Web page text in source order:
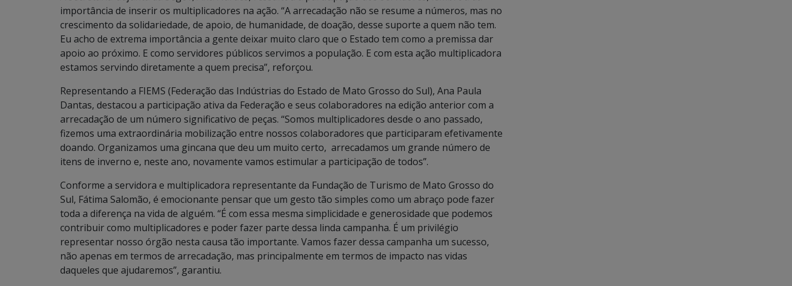
importância de inserir os multiplicadores na ação. “A arrecadação não se resume a números, mas no
crescimento da solidariedade, de apoio, de humanidade, de doação, desse suporte a quem não tem.
Eu acho de extrema importância a gente deixar muito claro que o Estado tem como a premissa dar
apoio ao próximo. E como servidores públicos servimos a população. E com esta ação multiplicadora
estamos servindo diretamente a quem precisa”, reforçou.
Representando a FIEMS (Federação das Indústrias do Estado de Mato Grosso do Sul), Ana Paula
Dantas, destacou a participação ativa da Federação e seus colaboradores na edição anterior com a
arrecadação de um número significativo de peças. “Somos multiplicadores desde o ano passado,
fizemos uma extraordinária mobilização entre nossos colaboradores que participaram efetivamente
doando. Organizamos uma gincana que deu um muito certo, arrecadamos um grande número de
itens de inverno e, neste ano, novamente vamos estimular a participação de todos”.
Conforme a servidora e multiplicadora representante da Fundação de Turismo de Mato Grosso do
Sul, Fátima Salomão, é emocionante pensar que um gesto tão simples como um abraço pode fazer
toda a diferença na vida de alguém. “É com essa mesma simplicidade e generosidade que podemos
contribuir como multiplicadores e poder fazer parte dessa linda campanha. É um privilégio
representar nosso órgão nesta causa tão importante. Vamos fazer dessa campanha um sucesso,
não apenas em termos de arrecadação, mas principalmente em termos de impacto nas vidas
daqueles que ajudaremos”, garantiu.